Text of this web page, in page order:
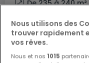
De 235 à 240m²
Maison
4
240
Nous utilisons des
trouver rapidement
vos rêves.
Nous et nos 1015